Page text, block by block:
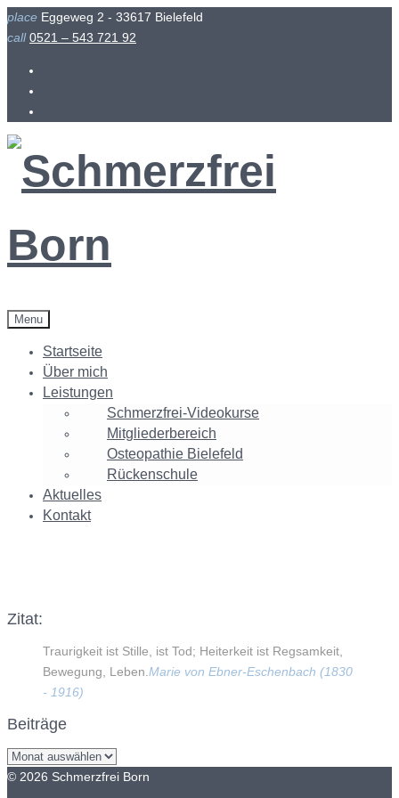
Skip
to
place Eggeweg 2 - 33617 Bielefeld
call 0521 – 543 721 92
Menu
Startseite
Über mich
Leistungen
Schmerzfrei-Videokurse
Mitgliederbereich
Osteopathie Bielefeld
Rückenschule
Aktuelles
Kontakt
Zitat:
Traurigkeit ist Stille, ist Tod; Heiterkeit ist Regsamkeit,
Bewegung, Leben. Marie von Ebner-Eschenbach (1830
- 1916)
Beiträge
Beiträge
© 2026 Schmerzfrei Born